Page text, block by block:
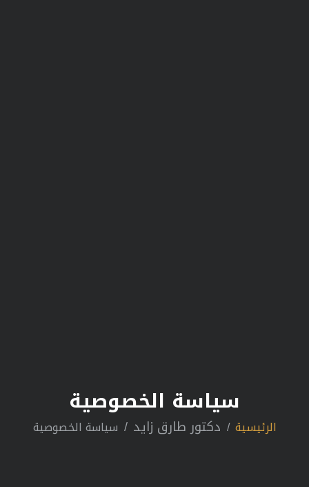
سياسة الخصوصية
الرئيسية دكتور طارق زايد سياسة الخصوصية